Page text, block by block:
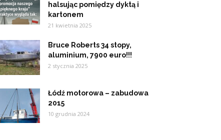
halsując pomiędzy dyktą i
kartonem
21 kwietnia 2025
Bruce Roberts 34 stopy,
aluminium, 7900 euro!!!
2 stycznia 2025
Łódź motorowa – zabudowa
2015
10 grudnia 2024